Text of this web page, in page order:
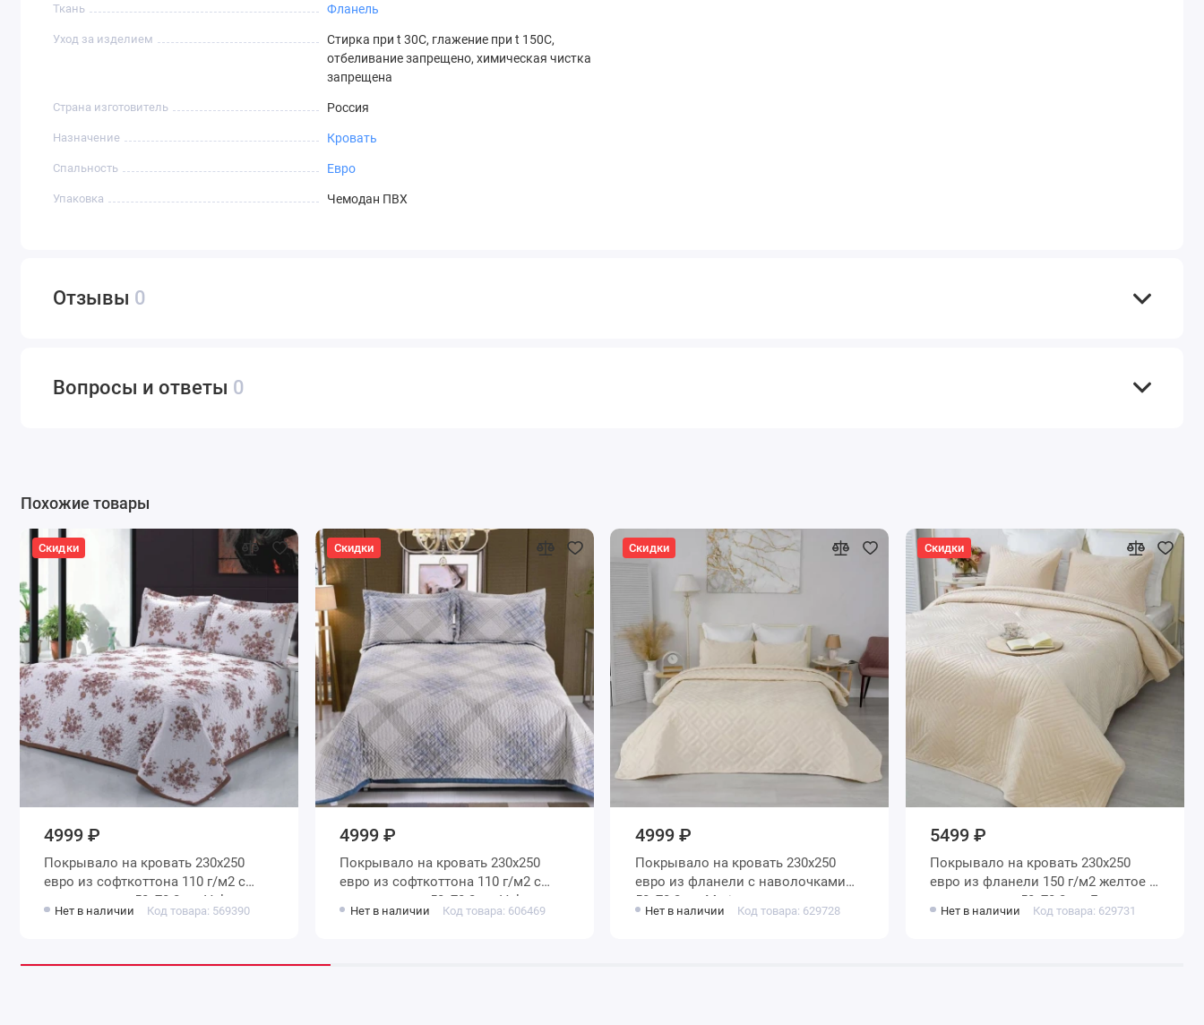
Ткань Фланель
Уход за изделием
Стирка при t 30С, глажение при t 150С,
отбеливание запрещено, химическая чистка
запрещена
Страна изготовитель Россия
Назначение Кровать
Спальность Евро
Упаковка Чемодан ПВХ
Отзывы 0
Вопросы и ответы 0
Похожие товары
Скидки
4999 ₽
Покрывало на кровать 230х250
евро из софткоттона 110 г/м2 с
наволочками 50х70 2 шт Valtery
Нет в наличии Код товара: 569390
Скидки
4999 ₽
Покрывало на кровать 230х250
евро из софткоттона 110 г/м2 с
наволочками 50х70 2 шт Valtery
Нет в наличии Код товара: 606469
Скидки
4999 ₽
Покрывало на кровать 230х250
евро из фланели с наволочками
50х70 2 шт Marianna
Нет в наличии Код товара: 629728
Скидки
5499 ₽
Покрывало на кровать 230х250
евро из фланели 150 г/м2 желтое с
наволочками 50х70 2 шт Геометрия
Marianna
Нет в наличии Код товара: 629731